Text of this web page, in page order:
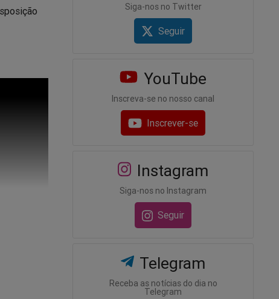
Siga-nos no Twitter
Seguir
YouTube
Inscreva-se no nosso canal
Inscrever-se
Instagram
Siga-nos no Instagram
Seguir
Telegram
Receba as notícias do dia no
Telegram